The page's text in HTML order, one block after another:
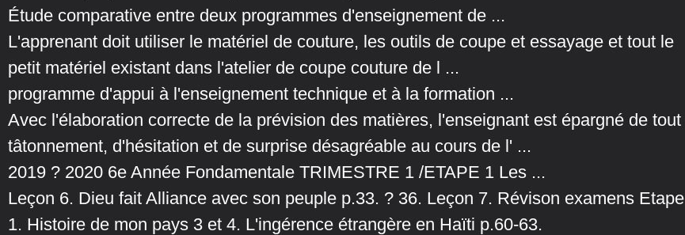
Étude comparative entre deux programmes d'enseignement de ...
L'apprenant doit utiliser le matériel de couture, les outils de coupe et essayage et tout le
petit matériel existant dans l'atelier de coupe couture de l ...
programme d'appui à l'enseignement technique et à la formation ...
Avec l'élaboration correcte de la prévision des matières, l'enseignant est épargné de tout
tâtonnement, d'hésitation et de surprise désagréable au cours de l' ...
2019 ? 2020 6e Année Fondamentale TRIMESTRE 1 /ETAPE 1 Les ...
Leçon 6. Dieu fait Alliance avec son peuple p.33. ? 36. Leçon 7. Révison examens Etape
1. Histoire de mon pays 3 et 4. L'ingérence étrangère en Haïti p.60-63.